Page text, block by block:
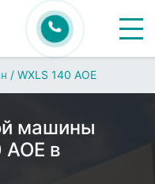
/ WXLS 140 AOE
машины
в